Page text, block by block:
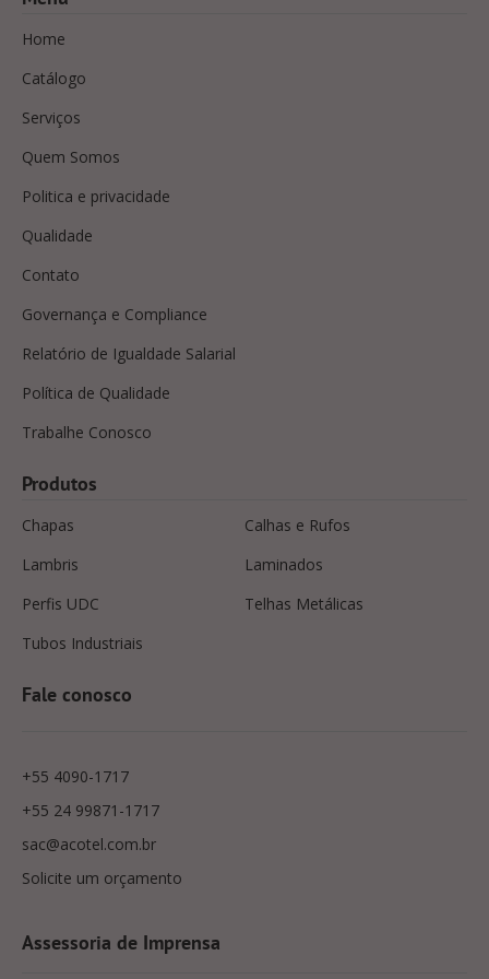
Home
Catálogo
Serviços
Quem Somos
Politica e privacidade
Qualidade
Contato
Governança e Compliance
Relatório de Igualdade Salarial
Política de Qualidade
Trabalhe Conosco
Produtos
Chapas
Calhas e Rufos
Lambris
Laminados
Perfis UDC
Telhas Metálicas
Tubos Industriais
Fale conosco
+55 4090-1717
+55 24 99871-1717
sac@acotel.com.br
Solicite um orçamento
Assessoria de Imprensa